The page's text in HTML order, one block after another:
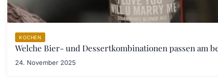
KOCHEN
Welche Bier- und Dessertkombinationen passen am
24. November 2025